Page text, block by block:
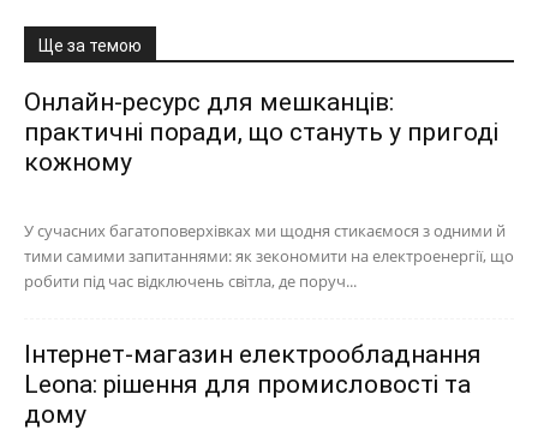
Ще за темою
Онлайн-ресурс для мешканців:
практичні поради, що стануть у пригоді
кожному
У сучасних багатоповерхівках ми щодня стикаємося з одними й
тими самими запитаннями: як зекономити на електроенергії, що
робити під час відключень світла, де поруч...
Інтернет-магазин електрообладнання
Leona: рішення для промисловості та
дому